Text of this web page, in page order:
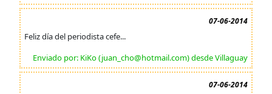
07-06-2014
Feliz día del periodista cefe...
Enviado por: KiKo (juan_cho@hotmail.com) desde Villaguay
07-06-2014